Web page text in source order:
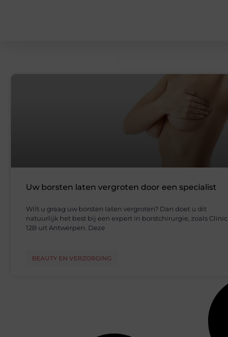
Uw borsten laten vergroten door een specialist
Wilt u graag uw borsten laten vergroten? Dan doet u dit
natuurlijk het best bij een expert in borstchirurgie, zoals Clinic
12B uit Antwerpen. Deze
BEAUTY EN VERZORGING